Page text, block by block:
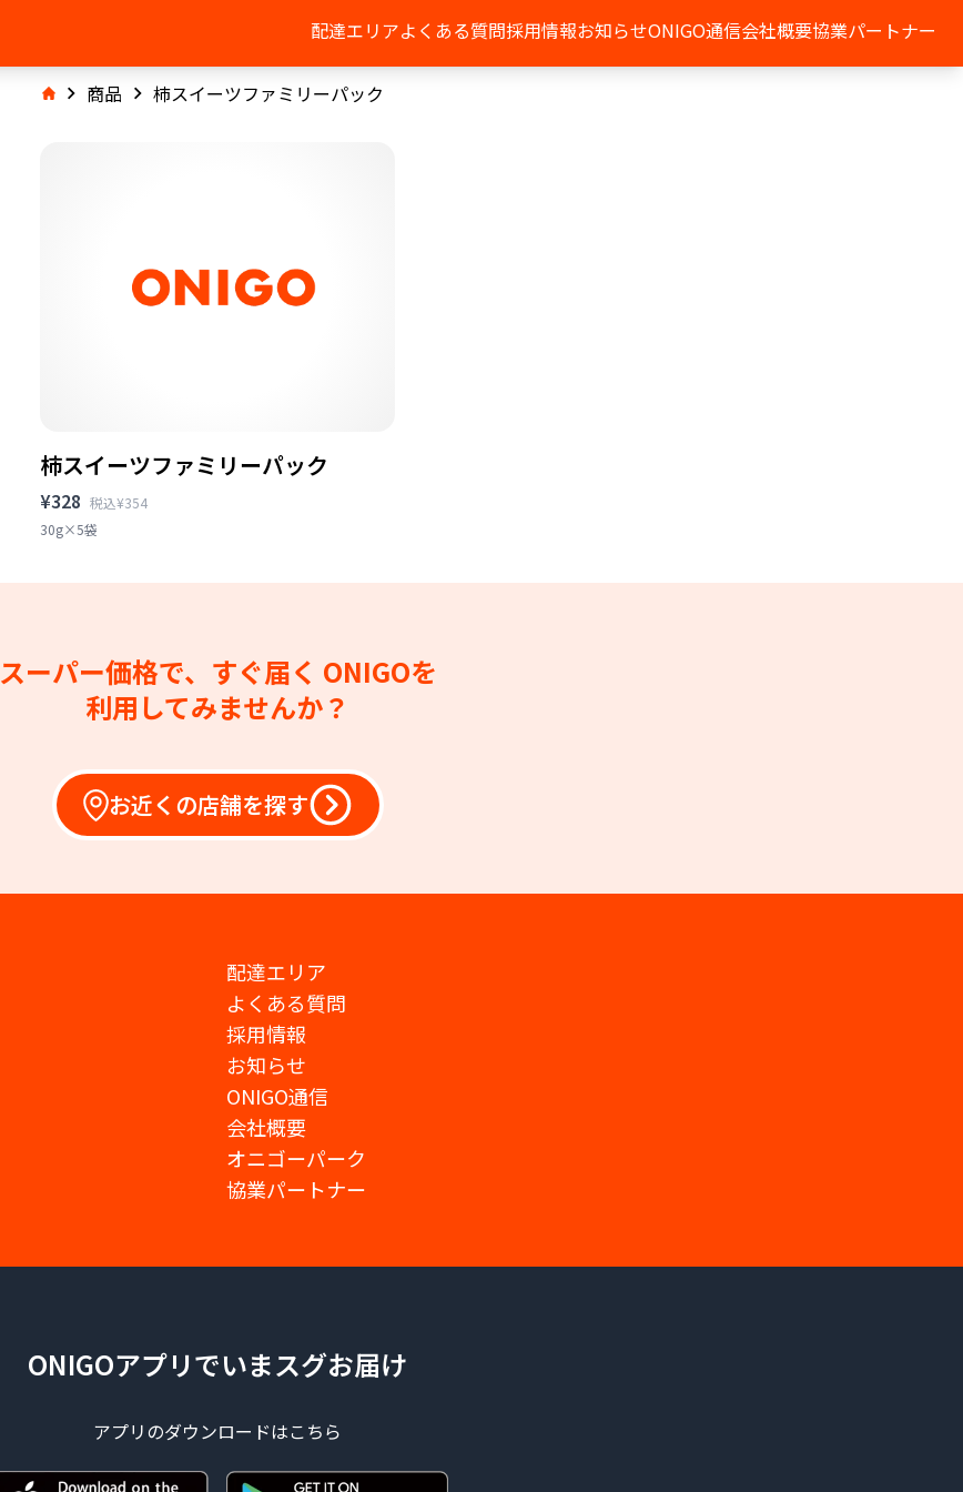
配達エリアよくある質問採用情報お知らせONIGO通信会社概要協業パートナー
商品 柿スイーツファミリーパック
柿スイーツファミリーパック
¥328 税込¥354
30g×5袋
スーパー価格で、すぐ届く ONIGOを
利用してみませんか？
お近くの店舗を探す
配達エリア
よくある質問
採用情報
お知らせ
ONIGO通信
会社概要
オニゴーパーク
協業パートナー
ONIGOアプリでいまスグお届け
アプリのダウンロードはこちら